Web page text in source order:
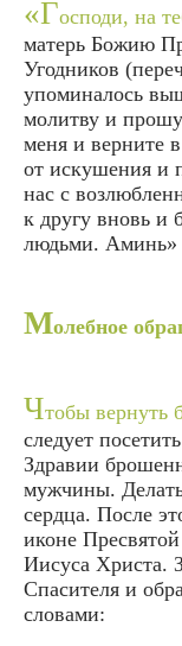
«Господи, на
матерь Божию
Угодников
упоминалось
молитву и
меня и верните
от искушения и
нас с
к другу вновь и
людьми. Аминь»
Молебное
Чтобы вернуть
следует
Здравии
мужчины.
сердца. После
иконе
Иисуса Христа.
Спасителя и
словами: